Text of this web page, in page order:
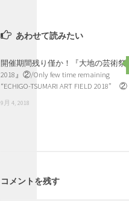
あわせて読みたい
開催期間残り僅か！『大地の芸術祭
2018』②/Only few time remaining
“ECHIGO-TSUMARI ART FIELD 2018” ②
9月 4, 2018
コメントを残す